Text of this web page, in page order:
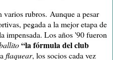
varios rubros. Aunque a pesar
pegada a la mejor etapa de
impensada. Los años '90 fueron
“la fórmula del club
flaquear, los socios cada vez